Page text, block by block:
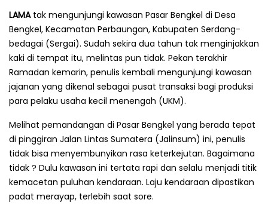
LAMAtak mengunjungi kawasan Pasar Bengkel di Desa
Bengkel, Kecamatan Perbaungan, Kabupaten Serdang­
bedagai (Sergai). Sudah sekira dua tahun tak menginjakkan
kaki di tempat itu, melintas pun tidak. Pekan terakhir
Ramadan kemarin, penulis kembali mengunjungi kawasan
jajanan yang dikenal sebagai pusat transaksi bagi produksi
para pelaku usaha kecil menengah (UKM).
Melihat pemandangan di Pasar Bengkel yang berada tepat
di pinggiran Jalan Lintas Sumatera (Jalinsum) ini, penulis
tidak bisa menyembunyikan rasa keterkejutan. Bagaimana
tidak ? Dulu kawasan ini tertata rapi dan selalu menjadi titik
kemacetan puluhan kendaraan. Laju kendaraan dipastikan
padat merayap, terlebih saat sore.